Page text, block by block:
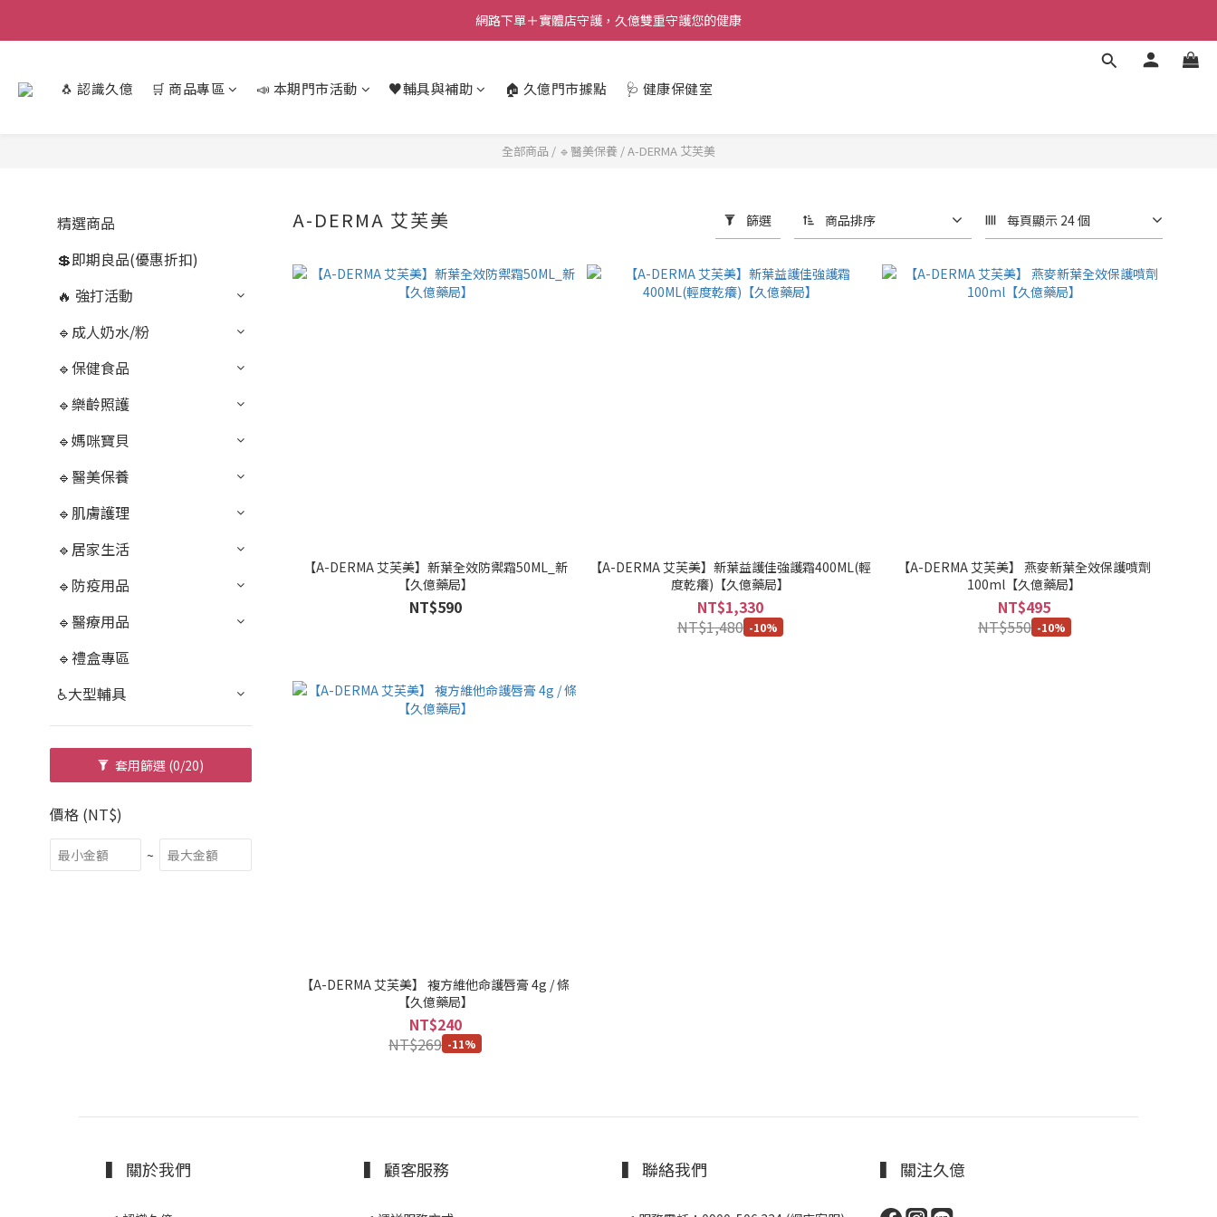
網路下單＋實體店守護，久億雙重守護您的健康
🐧 認識久億 🛒 商品專區 📣 本期門市活動 ♥️輔具與補助 🏠 久億門市據點 🩺 健康保健室
全部商品 / 🔹醫美保養 /A-DERMA 艾芙美
精選商品
💲即期良品(優惠折扣)
🔥 強打活動
🔹成人奶水/粉
🔹保健食品
🔹樂齡照護
🔹媽咪寶貝
🔹醫美保養
🔹肌膚護理
🔹居家生活
🔹防疫用品
🔹醫療用品
🔹禮盒專區
♿大型輔具
套用篩選 (0/20)
價格 (NT$)
~
A-DERMA 艾芙美 篩選 商品排序 每頁顯示 24 個
【A-DERMA 艾芙美】新葉全效防禦霜50ML_新
【久億藥局】
NT$590
【A-DERMA 艾芙美】新葉益護佳強護霜400ML(輕
度乾癢)【久億藥局】
NT$1,330
NT$1,480 -10%
【A-DERMA 艾芙美】 燕麥新葉全效保護噴劑
100ml【久億藥局】
NT$495
NT$550 -10%
【A-DERMA 艾芙美】 複方維他命護唇膏 4g / 條
【久億藥局】
NT$240
NT$269 -11%
▍ 關於我們 ▍ 顧客服務 ▍ 聯絡我們 ▍ 關注久億